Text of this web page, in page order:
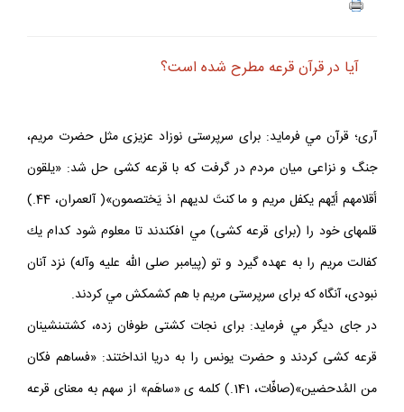
آيا در قرآن قرعه مطرح شده است؟
آرى؛ قرآن مي فرمايد: براى سرپرستى نوزاد عزيزى مثل حضرت مريم،
جنگ و نزاعى ميان مردم در گرفت كه با قرعه‏ كشى حل شد: «يلقون
أقلامهم أيّهم يكفل مريم و ما كنتَ لديهم اذ يَختصمون»( آل‏عمران، 44.)
قلم‏هاى خود را (براى قرعه كشى) مي افكندند تا معلوم شود كدام يك
كفالت مريم را به عهده گيرد و تو (پيامبر صلى الله عليه وآله) نزد آنان
نبودى، آنگاه كه براى سرپرستى مريم با هم كشمكش مي كردند.
در جاى ديگر مي فرمايد: براى نجات كشتى طوفان زده، كشتى‏نشينان
قرعه‏ كشى كردند و حضرت يونس را به دريا انداختند: «فساهم فكان
من المُدحضين»(صافّات، 141.) كلمه‏ ى «ساهَم» از سهم به معناى قرعه